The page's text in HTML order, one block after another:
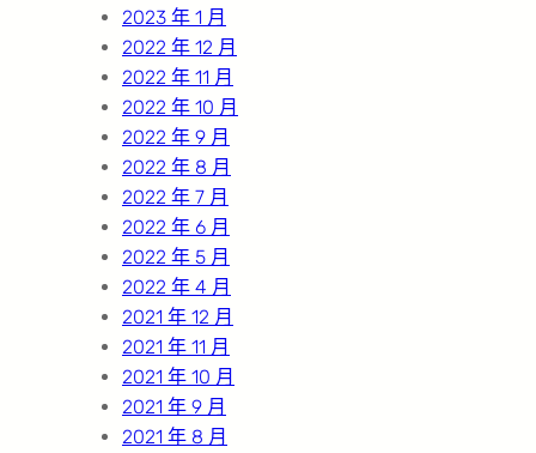
2023 年 1 月
2022 年 12 月
2022 年 11 月
2022 年 10 月
2022 年 9 月
2022 年 8 月
2022 年 7 月
2022 年 6 月
2022 年 5 月
2022 年 4 月
2021 年 12 月
2021 年 11 月
2021 年 10 月
2021 年 9 月
2021 年 8 月